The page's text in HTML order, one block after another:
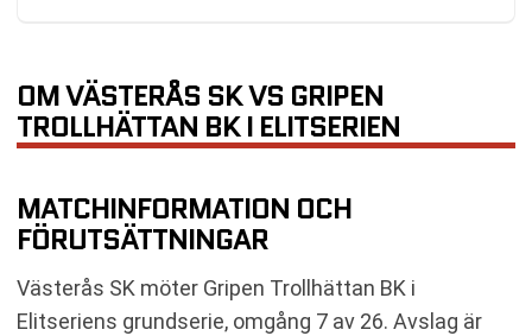
PRAKTISK INFORMATION FÖR BESÖKARE
VANLIGA FRÅGOR OM VÄSTERÅS SK VS GRIPEN
TROLLHÄTTAN BK
SENASTE RESULTAT GRIPEN TROLLHÄTTAN BK
RESULTAT INBÖRDES MÖTEN
RELATERADE NYHETER
OM VÄSTERÅS SK VS GRIPEN
TROLLHÄTTAN BK I ELITSERIEN
MATCHINFORMATION OCH
FÖRUTSÄTTNINGAR
Västerås SK möter Gripen Trollhättan BK i
Elitseriens grundserie, omgång 7 av 26. Avslag är